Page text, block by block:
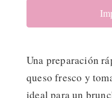
Una preparación
queso fresco y
ideal para un